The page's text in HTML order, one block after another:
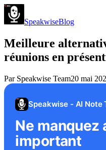
SpeakwiseBlog
Meilleure
réunions en
Par Speakwise Team20 mai
Speakwise - AI Note
Ne manquez
important